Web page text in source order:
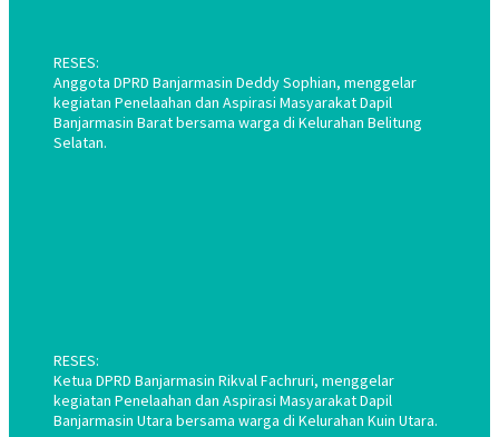
RESES:
Anggota DPRD Banjarmasin Deddy Sophian, menggelar
kegiatan Penelaahan dan Aspirasi Masyarakat Dapil
Banjarmasin Barat bersama warga di Kelurahan Belitung
Selatan.
RESES:
Ketua DPRD Banjarmasin Rikval Fachruri, menggelar
kegiatan Penelaahan dan Aspirasi Masyarakat Dapil
Banjarmasin Utara bersama warga di Kelurahan Kuin Utara.